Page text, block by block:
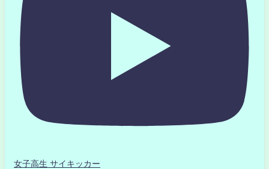
女子高生 サイキッカー